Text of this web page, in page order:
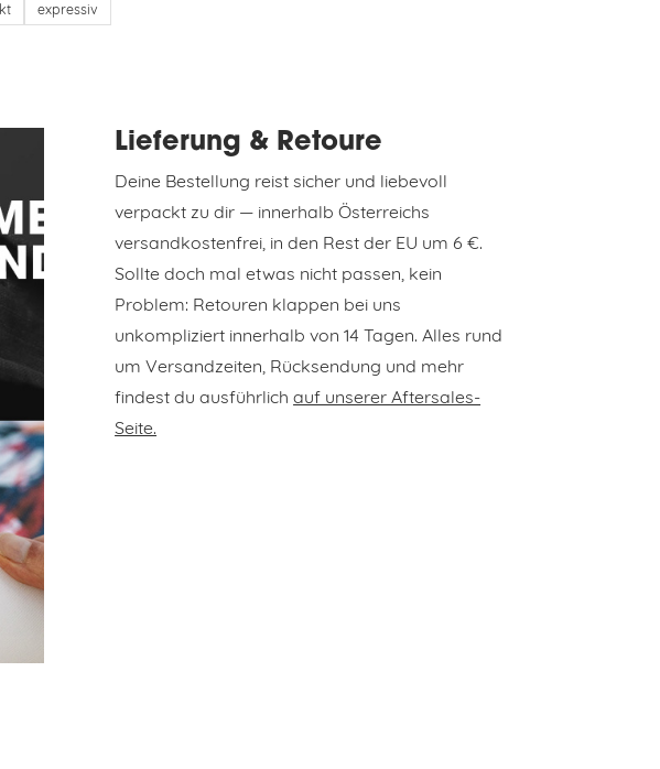
expressiv
Lieferung & Retoure
Deine Bestellung reist sicher und liebevoll
verpackt zu dir — innerhalb Österreichs
versandkostenfrei, in den Rest der EU um 6 €.
Sollte doch mal etwas nicht passen, kein
Problem: Retouren klappen bei uns
unkompliziert innerhalb von 14 Tagen. Alles rund
um Versandzeiten, Rücksendung und mehr
findest du ausführlichauf unserer Aftersales-
Seite.